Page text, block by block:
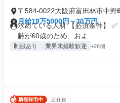
〒584-0022大阪府富田林市中野
月給19万5000円～30万円
求めている人材 【必須条件】
齢が60歳のため、およ...
制服あり 業界未経験歓迎 +26個
正社員